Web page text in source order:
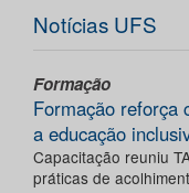
Notícias UFS
Formação
Formação reforça
a educação
Capacitação reuniu
práticas de